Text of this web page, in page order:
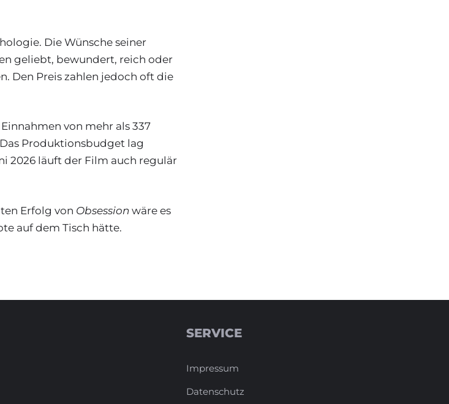
Die Wünsche seiner
geliebt, bewundert, reich oder
Den Preis zahlen jedoch oft die
von mehr als 337
Produktionsbudget lag
2026 läuft der Film auch regulär
Erfolg von Obsession wäre es
auf dem Tisch hätte.
SERVICE
Impressum
Datenschutz